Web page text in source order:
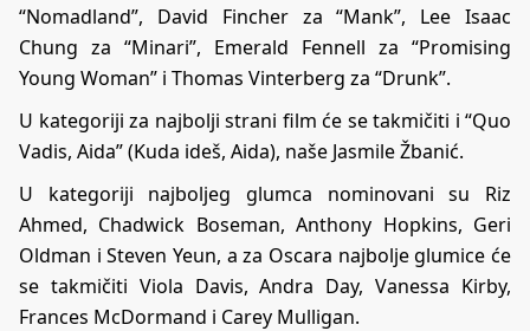
“Nomadland”, David Fincher za “Mank”, Lee Isaac
Chung za “Minari”, Emerald Fennell za “Promising
Young Woman” i Thomas Vinterberg za “Drunk”.
U kategoriji za najbolji strani film će se takmičiti i “Quo
Vadis, Aida” (Kuda ideš, Aida), naše Jasmile Žbanić.
U kategoriji najboljeg glumca nominovani su Riz
Ahmed, Chadwick Boseman, Anthony Hopkins, Geri
Oldman i Steven Yeun, a za Oscara najbolje glumice će
se takmičiti Viola Davis, Andra Day, Vanessa Kirby,
Frances McDormand i Carey Mulligan.